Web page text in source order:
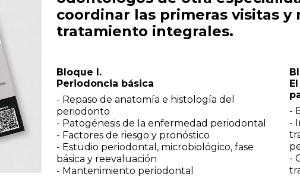
coordinar las primeras visitas y
tratamiento integrales.
Bloque I.
Periodoncia básica
- Repaso de anatomía e histología del
periodonto
- Patogénesis de la enfermedad periodontal
- Factores de riesgo y pronóstico
- Estudio periodontal, microbiológico, fase
básica y reevaluación
- Mantenimiento periodontal
-
-
-